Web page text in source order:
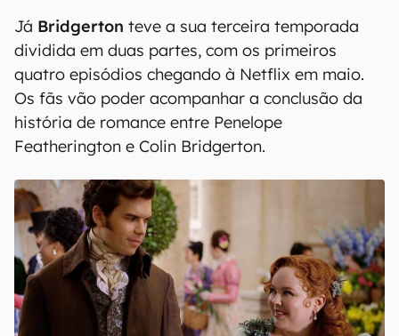
Já Bridgerton teve a sua terceira temporada
dividida em duas partes, com os primeiros
quatro episódios chegando à Netflix em maio.
Os fãs vão poder acompanhar a conclusão da
história de romance entre Penelope
Featherington e Colin Bridgerton.